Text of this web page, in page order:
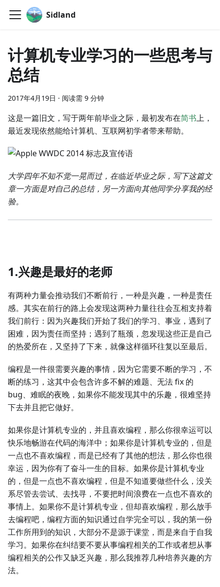
Sidland
计算机专业学习的一些思考与
总结
2017年4月19日 · 阅读需 9 分钟
这是一篇旧文，写于两年前毕业之际，最初发布在简书上，
最近发现依然能给计算机、互联网初学者带来帮助。
大学四年不知不觉一晃而过，在临近毕业之际，写下这篇文
章一方面是对自己的总结，另一方面向其他同学分享我的经
验。
1.兴趣是最好的老师
有两种力量会推动我们不断前行，一种是兴趣，一种是责任
感。其实在前行的路上会发现这两种力量往往会互相支持着
我们前行：因为兴趣我们开始了我们的学习、事业，遇到了
困难，因为责任而坚持；遇到了瓶颈，忽发现这些正是自己
的热爱所在，又坚持了下来，就像这样循环往复以至最后。
编程是一件很需要兴趣的事情，因为它需要不断的学习，不
断的练习，这其中会包含许多不解的难题、无法 fix 的
bug、难眠的夜晚，如果你不能发现其中的乐趣，很难坚持
下去并且把它做好。
如果你是计算机专业的，并且喜欢编程，那么你很幸运可以
快乐地畅游在代码的海洋中；如果你是计算机专业的，但是
一点也不喜欢编程，而是已经有了其他的想法，那么你也很
幸运，因为你有了奋斗一生的目标。如果你是计算机专业
的，但是一点也不喜欢编程，但是不知道要做些什么，没关
系尽管去尝试、去找寻，不要把时间浪费在一点也不喜欢的
事情上。如果你不是计算机专业，但却喜欢编程，那么放手
去编程吧，编程方面的知识通过自学完全可以，我的第一份
工作所用到的知识，大部分不是源于课堂，而是来自于自我
学习。如果你在纠结要不要从事编程相关的工作或者想从事
编程相关的公作又缺乏兴趣，那么我推荐几种培养兴趣的方
法。